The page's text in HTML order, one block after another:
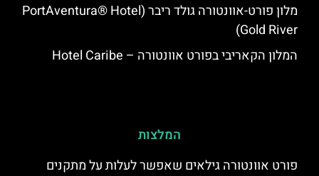
מלון פורט-אוונטורה גולד ריבר (PortAventura® Hotel
Gold River)
המלון הקאריבי בפורט אוונטורה – Hotel Caribe
המלצות
פורט אוונטורה גילאים שאפשר לעלות על מתקנים